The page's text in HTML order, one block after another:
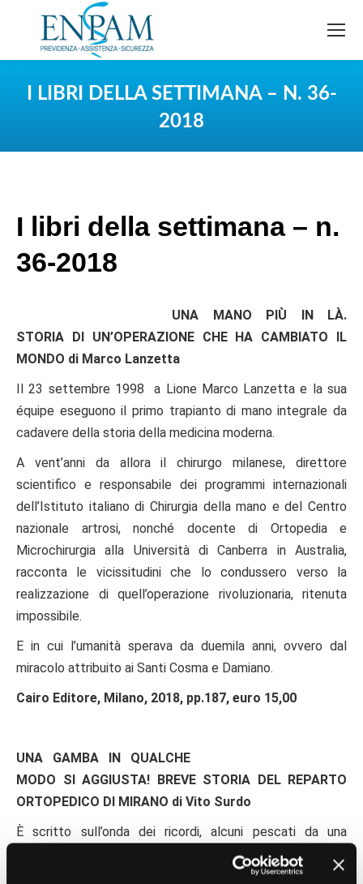
I LIBRI DELLA SETTIMANA – N. 36-
2018
I libri della settimana – n.
36-2018
UNA MANO PIÙ IN LÀ.
STORIA DI UN’OPERAZIONE CHE HA CAMBIATO IL
MONDO di Marco Lanzetta
Il 23 settembre 1998 a Lione Marco Lanzetta e la sua
équipe eseguono il primo trapianto di mano integrale da
cadavere della storia della medicina moderna.
A vent’anni da allora il chirurgo milanese, direttore
scientifico e responsabile dei programmi internazionali
dell’Istituto italiano di Chirurgia della mano e del Centro
nazionale artrosi, nonché docente di Ortopedia e
Microchirurgia alla Università di Canberra in Australia,
racconta le vicissitudini che lo condussero verso la
realizzazione di quell’operazione rivoluzionaria, ritenuta
impossibile.
E in cui l’umanità sperava da duemila anni, ovvero dal
miracolo attribuito ai Santi Cosma e Damiano.
Cairo Editore, Milano, 2018, pp.187, euro 15,00
UNA GAMBA IN QUALCHE
MODO SI AGGIUSTA! BREVE STORIA DEL REPARTO
ORTOPEDICO DI MIRANO di Vito Surdo
È scritto sull’onda dei ricordi, alcuni pescati da una
lunghissima trafila di agende su cui erano stati fissati in 45
anni di professione all’Ospedale di Mirano, questo